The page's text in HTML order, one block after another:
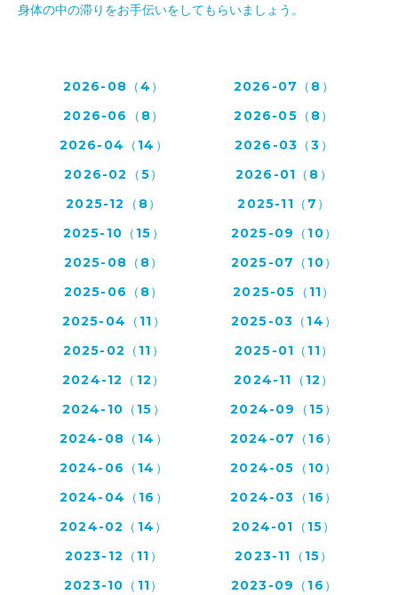
身体の中の滞りをお手伝いをしてもらいましょう。
2026-08（4）
2026-07（8）
2026-06（8）
2026-05（8）
2026-04（14）
2026-03（3）
2026-02（5）
2026-01（8）
2025-12（8）
2025-11（7）
2025-10（15）
2025-09（10）
2025-08（8）
2025-07（10）
2025-06（8）
2025-05（11）
2025-04（11）
2025-03（14）
2025-02（11）
2025-01（11）
2024-12（12）
2024-11（12）
2024-10（15）
2024-09（15）
2024-08（14）
2024-07（16）
2024-06（14）
2024-05（10）
2024-04（16）
2024-03（16）
2024-02（14）
2024-01（15）
2023-12（11）
2023-11（15）
2023-10（11）
2023-09（16）